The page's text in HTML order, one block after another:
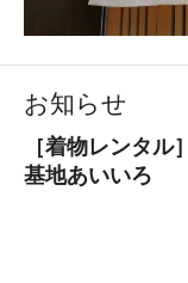
お知らせ
［着物レンタ
基地あいいろ